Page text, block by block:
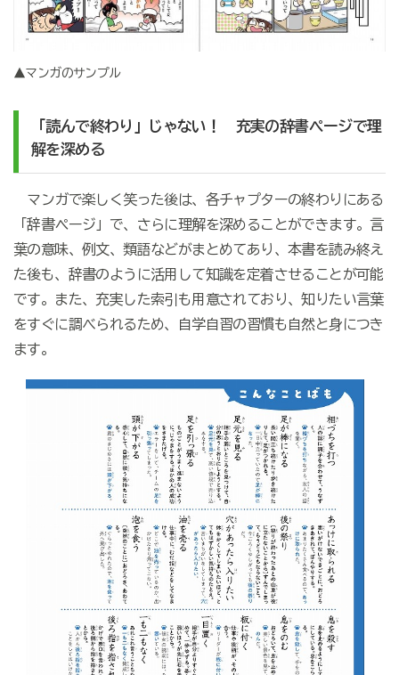
▲マンガのサンプル
「読んで終わり」じゃない！ 充実の辞書ページで理
解を深める
マンガで楽しく笑った後は、各チャプターの終わりにある
「辞書ページ」で、さらに理解を深めることができます。言
葉の意味、例文、類語などがまとめてあり、本書を読み終え
た後も、辞書のように活用して知識を定着させることが可能
です。また、充実した索引も用意されており、知りたい言葉
をすぐに調べられるため、自学自習の習慣も自然と身につき
ます。